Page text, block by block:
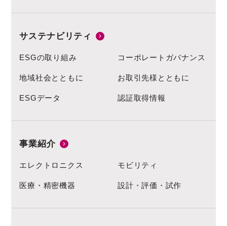
サステナビリティ
ESGの取り組み コーポレートガバナンス
地域社会とともに お取引先様とともに
ESGデータ 認証取得情報
事業紹介
エレクトロニクス モビリティ
医療・精密機器 設計・評価・試作